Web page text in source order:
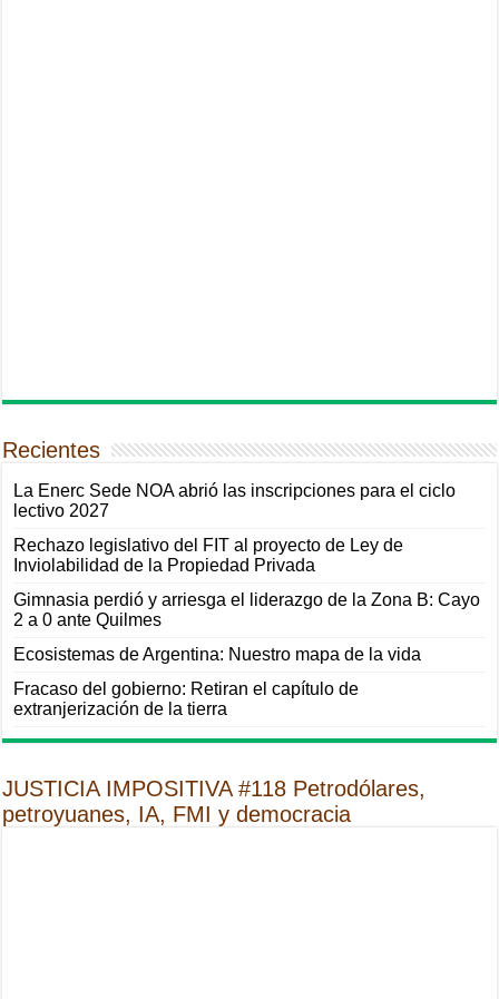
Recientes
La Enerc Sede NOA abrió las inscripciones para el ciclo
lectivo 2027
Rechazo legislativo del FIT al proyecto de Ley de
Inviolabilidad de la Propiedad Privada
Gimnasia perdió y arriesga el liderazgo de la Zona B: Cayo
2 a 0 ante Quilmes
Ecosistemas de Argentina: Nuestro mapa de la vida
Fracaso del gobierno: Retiran el capítulo de
extranjerización de la tierra
JUSTICIA IMPOSITIVA #118 Petrodólares,
petroyuanes, IA, FMI y democracia